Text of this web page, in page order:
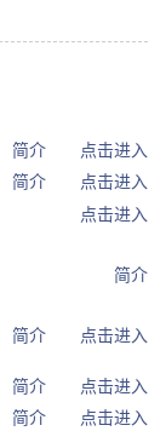
点击进入
简介
点击进入
简介
点击进入
简介
点击进入
简介
点击进入
简介
点击进入
简介